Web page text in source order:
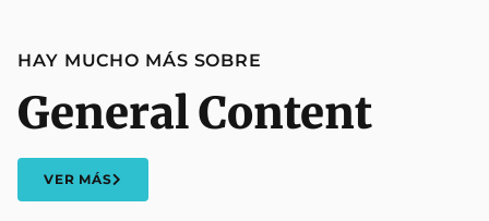
HAY MUCHO MÁS SOBRE
General Content
VER MÁS